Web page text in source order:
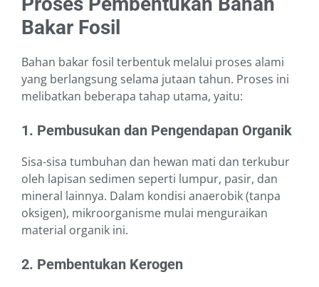
Bakar Fosil
Bahan bakar fosil terbentuk melalui proses alami
yang berlangsung selama jutaan tahun. Proses ini
melibatkan beberapa tahap utama, yaitu:
1. Pembusukan dan Pengendapan Organik
Sisa-sisa tumbuhan dan hewan mati dan terkubur
oleh lapisan sedimen seperti lumpur, pasir, dan
mineral lainnya. Dalam kondisi anaerobik (tanpa
oksigen), mikroorganisme mulai menguraikan
material organik ini.
2. Pembentukan Kerogen